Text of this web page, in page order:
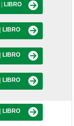
LIBRO
LIBRO
LIBRO
LIBRO
LIBRO